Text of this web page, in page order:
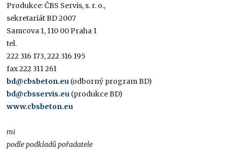
Produkce: ČBS Servis, s. r. o.,
sekretariát BD 2007
Samcova 1, 110 00 Praha 1
tel.
222 316 173, 222 316 195
fax 222 311 261
bd@cbsbeton.eu (odborný program BD)
bd@cbsservis.eu (produkce BD)
www.cbsbeton.eu
mi
podle podkladů pořadatele